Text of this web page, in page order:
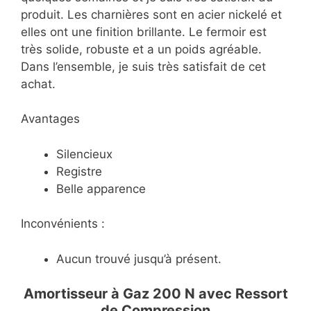
produit. Les charnières sont en acier nickelé et
elles ont une finition brillante. Le fermoir est
très solide, robuste et a un poids agréable.
Dans l’ensemble, je suis très satisfait de cet
achat.
Avantages
Silencieux
Registre
Belle apparence
Inconvénients :
Aucun trouvé jusqu’à présent.
Amortisseur à Gaz 200 N avec Ressort